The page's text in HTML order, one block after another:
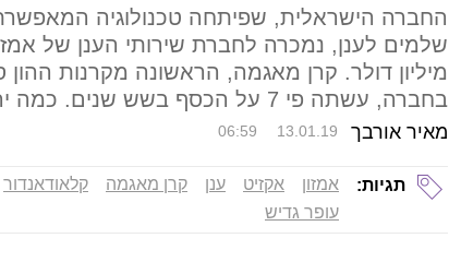
החברה הישראלית, שפיתחה טכנולוגיה
מיליון דולר. קרן מאגמה, הראשונה מקרנות ההון
בחברה, עשתה פי 7 על הכסף בשש שנים. כמה ירוויחו המייסדים?
מאיר אורבך 06:59 13.01.19
תגיות: אמזון אקזיט ענן קרן מאגמה קלאודאנדור
עופר גדיש